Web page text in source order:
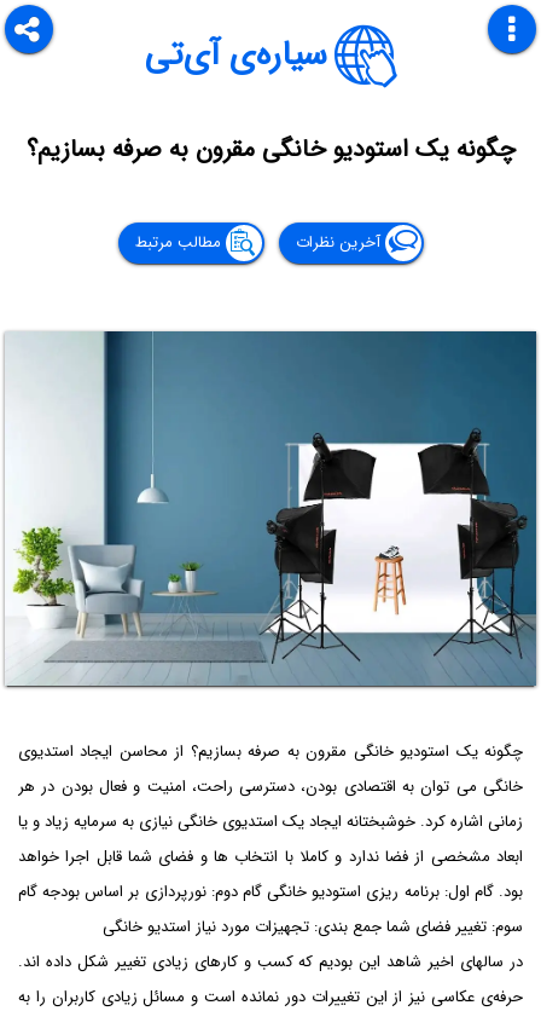
سیاره‌ی آی‌تی
چگونه یک استودیو خانگی مقرون به صرفه بسازیم؟
آخرین نظرات مطالب مرتبط
چگونه یک استودیو خانگی مقرون به صرفه بسازیم؟ از محاسن ایجاد استدیوی
خانگی می توان به اقتصادی بودن، دسترسی راحت، امنیت و فعال بودن در هر
زمانی اشاره کرد. خوشبختانه ایجاد یک استدیوی خانگی نیازی به سرمایه زیاد و یا
ابعاد مشخصی از فضا ندارد و کاملا با انتخاب ها و فضای شما قابل اجرا خواهد
بود. گام اول: برنامه ریزی استودیو خانگی گام دوم: نورپردازی بر اساس بودجه گام
سوم: تغییر فضای شما جمع بندی: تجهیزات مورد نیاز استدیو خانگی
در سالهای اخیر شاهد این بودیم که کسب و کارهای زیادی تغییر شکل داده اند.
حرفه‌ی عکاسی نیز از این تغییرات دور نمانده است و مسائل زیادی کاربران را به